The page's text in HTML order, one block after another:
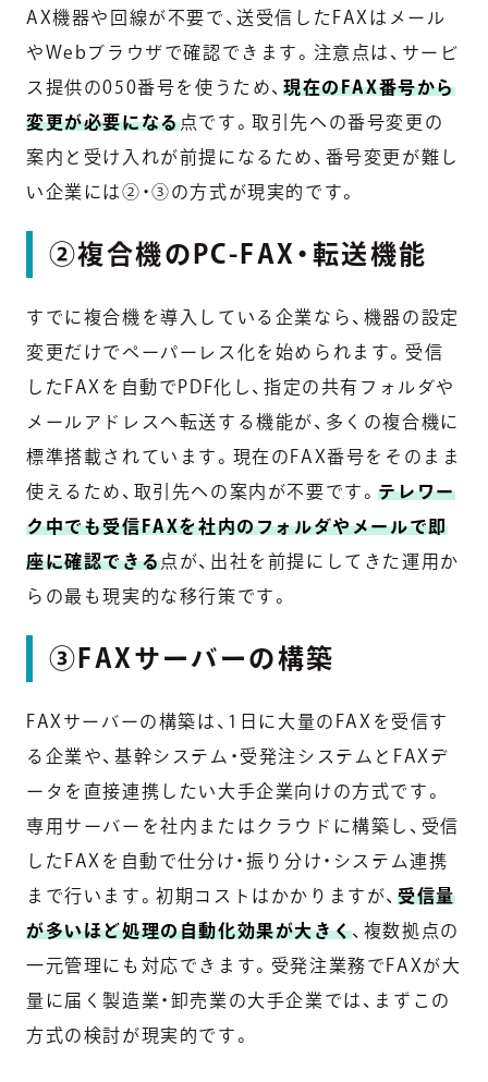
AX機器や回線が不要で、送受信したFAXはメール
やWebブラウザで確認できます。注意点は、サービ
ス提供の050番号を使うため、現在のFAX番号から
変更が必要になる点です。取引先への番号変更の
案内と受け入れが前提になるため、番号変更が難し
い企業には②・③の方式が現実的です。
②複合機のPC-FAX・転送機能
すでに複合機を導入している企業なら、機器の設定
変更だけでペーパーレス化を始められます。受信
したFAXを自動でPDF化し、指定の共有フォルダや
メールアドレスへ転送する機能が、多くの複合機に
標準搭載されています。現在のFAX番号をそのまま
使えるため、取引先への案内が不要です。テレワー
ク中でも受信FAXを社内のフォルダやメールで即
座に確認できる点が、出社を前提にしてきた運用か
らの最も現実的な移行策です。
③FAXサーバーの構築
FAXサーバーの構築は、1日に大量のFAXを受信す
る企業や、基幹システム・受発注システムとFAXデ
ータを直接連携したい大手企業向けの方式です。
専用サーバーを社内またはクラウドに構築し、受信
したFAXを自動で仕分け・振り分け・システム連携
まで行います。初期コストはかかりますが、受信量
が多いほど処理の自動化効果が大きく、複数拠点の
一元管理にも対応できます。受発注業務でFAXが大
量に届く製造業・卸売業の大手企業では、まずこの
方式の検討が現実的です。